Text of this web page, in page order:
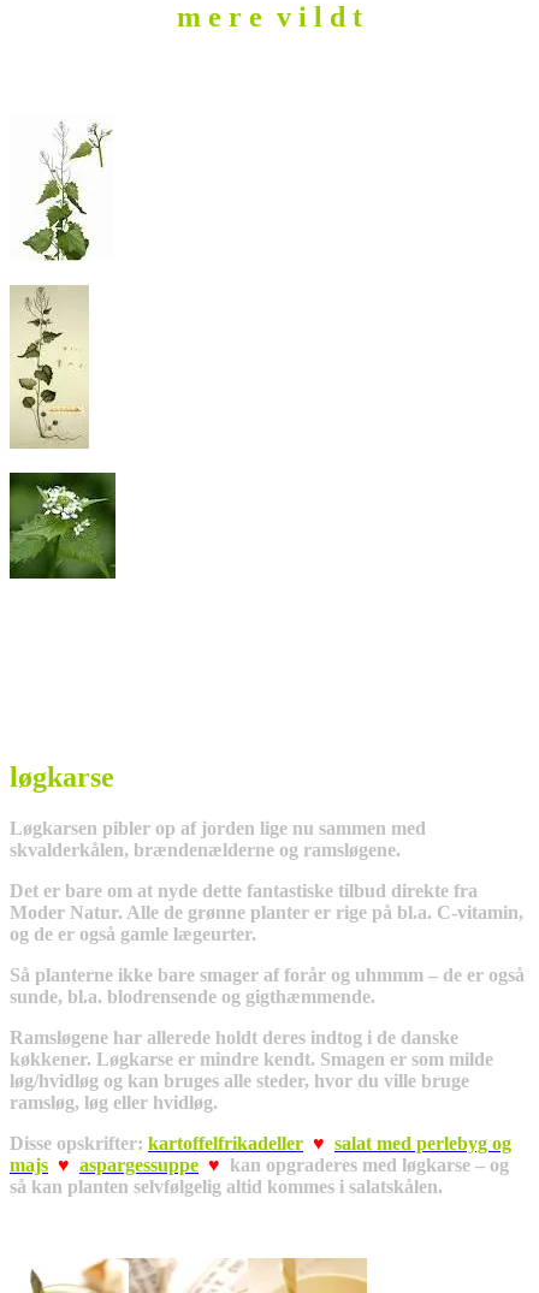
m e r e v i l d t
løgkarse
Løgkarsen pibler op af jorden lige nu sammen med
skvalderkålen, brændenælderne og ramsløgene.
Det er bare om at nyde dette fantastiske tilbud direkte fra
Moder Natur. Alle de grønne planter er rige på bl.a. C-vitamin,
og de er også gamle lægeurter.
Så planterne ikke bare smager af forår og uhmmm – de er også
sunde, bl.a. blodrensende og gigthæmmende.
Ramsløgene har allerede holdt deres indtog i de danske
køkkener. Løgkarse er mindre kendt. Smagen er som milde
løg/hvidløg og kan bruges alle steder, hvor du ville bruge
ramsløg, løg eller hvidløg.
Disse opskrifter: kartoffelfrikadeller ♥ salat med perlebyg og
majs ♥ aspargessuppe ♥ kan opgraderes med løgkarse – og
så kan planten selvfølgelig altid kommes i salatskålen.